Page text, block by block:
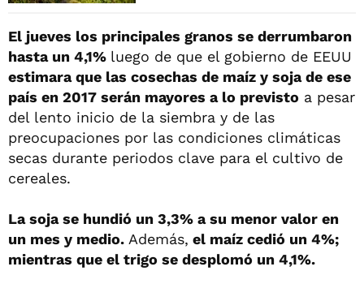
El jueves los principales granos se derrumbaron
hasta un 4,1% luego de que el gobierno de EEUU
estimara que las cosechas de maíz y soja de ese
país en 2017 serán mayores a lo previsto a pesar
del lento inicio de la siembra y de las
preocupaciones por las condiciones climáticas
secas durante periodos clave para el cultivo de
cereales.
La soja se hundió un 3,3% a su menor valor en
un mes y medio. Además, el maíz cedió un 4%;
mientras que el trigo se desplomó un 4,1%.